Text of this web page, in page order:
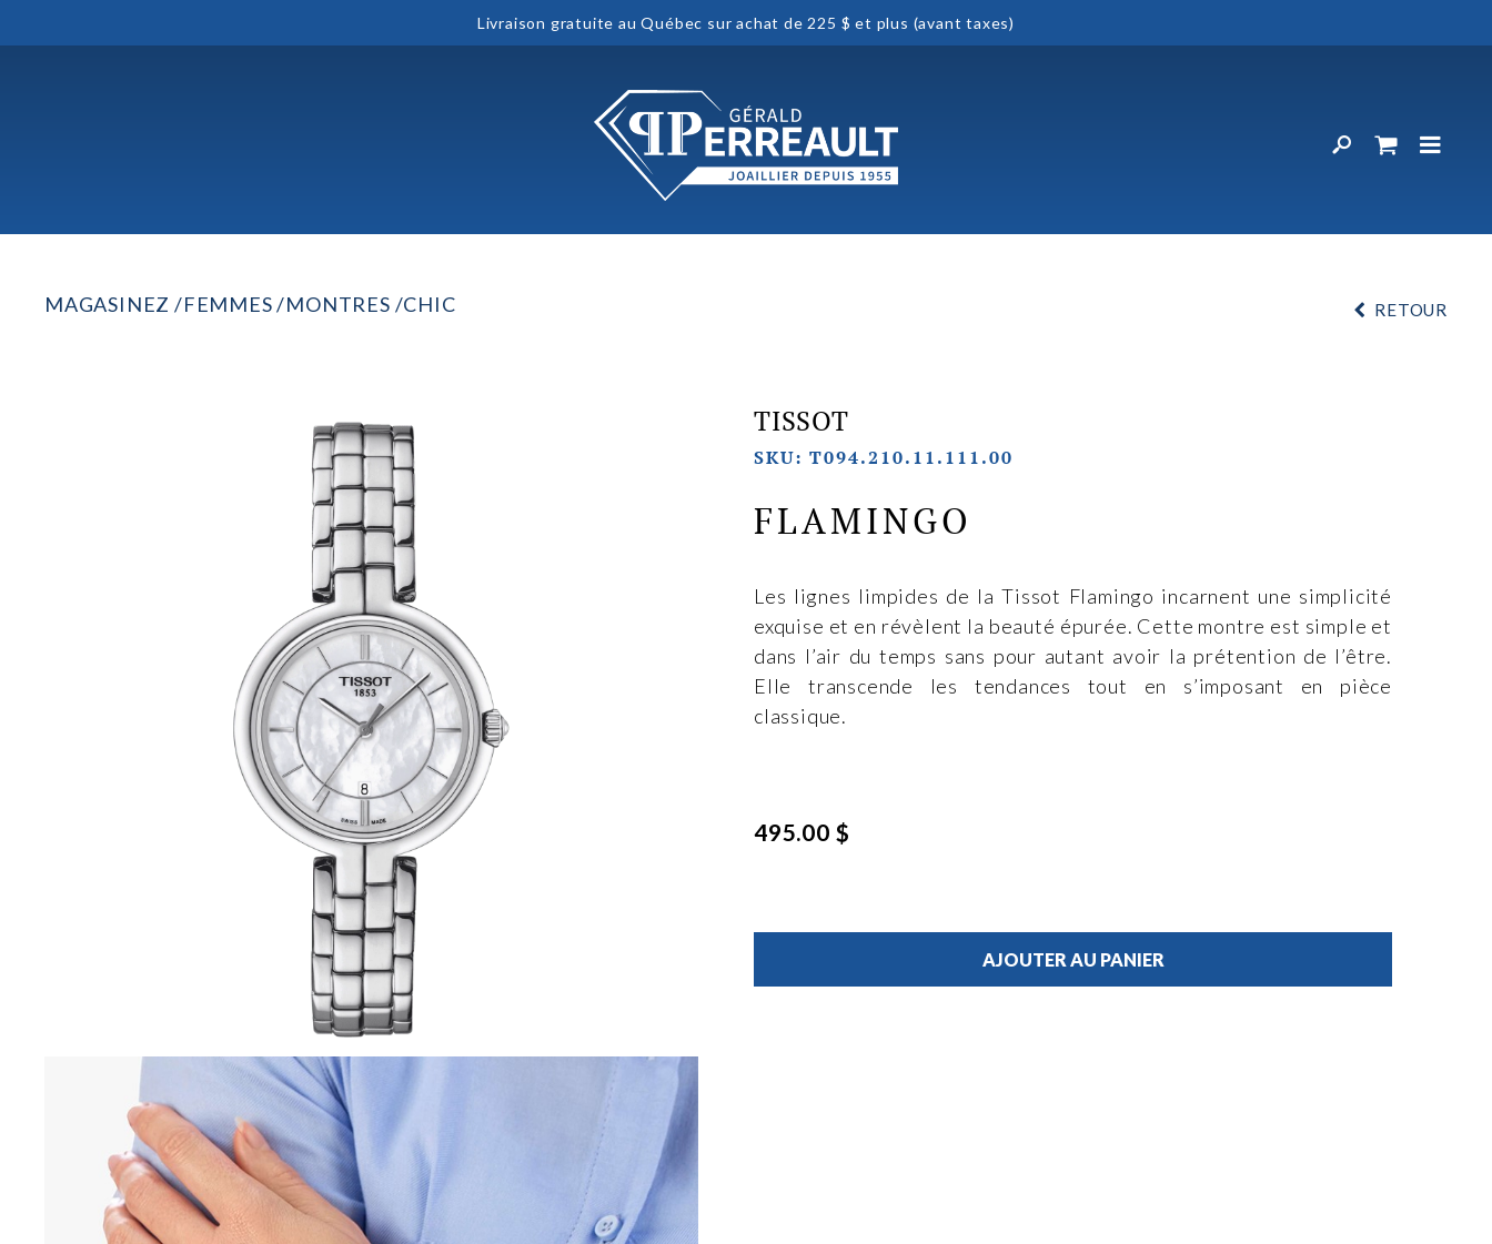
Livraison gratuite au Québec sur achat de 225 $ et plus (avant taxes)
MAGASINEZ FEMMES MONTRES CHIC RETOUR
TISSOT
SKU: T094.210.11.111.00
FLAMINGO
Les lignes limpides de la Tissot Flamingo incarnent une simplicité
exquise et en révèlent la beauté épurée. Cette montre est simple et
dans l’air du temps sans pour autant avoir la prétention de l’être.
Elle transcende les tendances tout en s’imposant en pièce
classique.
495.00 $
AJOUTER AU PANIER